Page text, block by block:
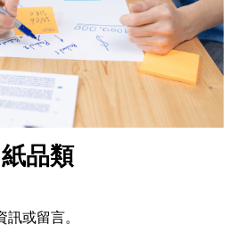
紙品類
訊或留言。